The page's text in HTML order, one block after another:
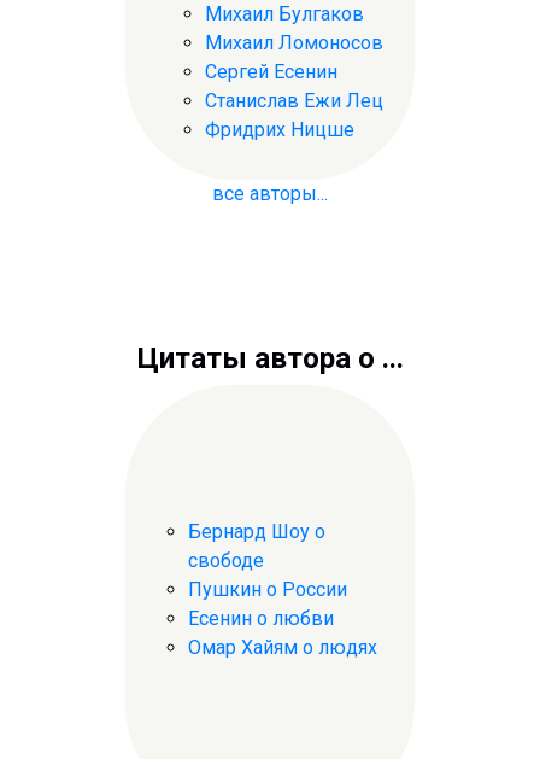
Михаил Булгаков
Михаил Ломоносов
Сергей Есенин
Станислав Ежи Лец
Фридрих Ницше
все авторы...
Цитаты автора о ...
Бернард Шоу о
свободе
Пушкин о России
Есенин о любви
Омар Хайям о людях